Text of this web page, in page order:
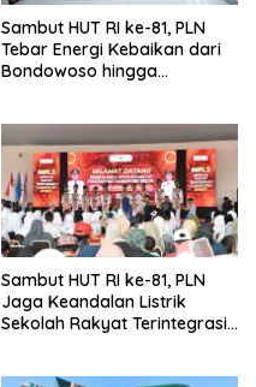
Sambut HUT RI ke-81, PLN
Tebar Energi Kebaikan dari
Bondowoso hingga
Sambut HUT RI ke-81, PLN
Jaga Keandalan Listrik
Sekolah Rakyat Terintegrasi 1